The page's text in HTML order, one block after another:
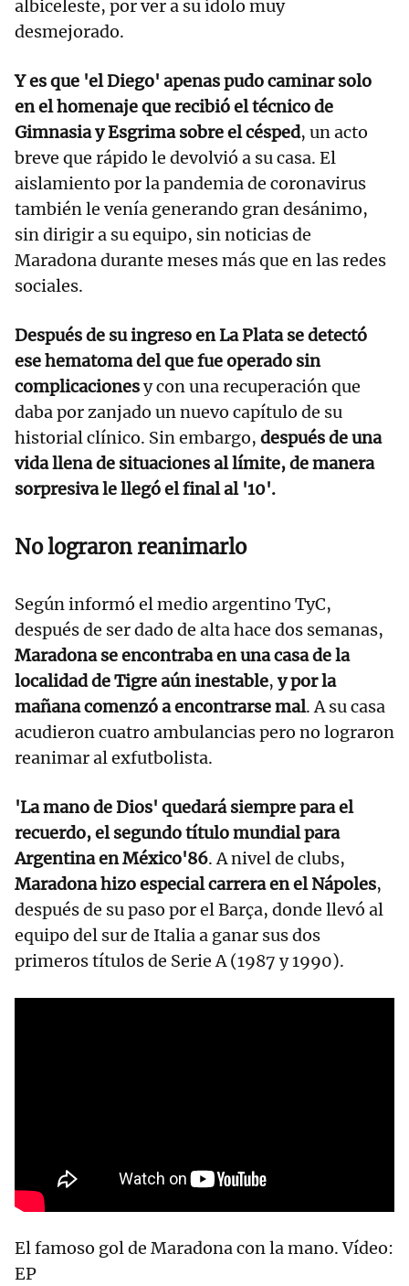
albiceleste, por ver a su ídolo muy
desmejorado.
Y es que 'el Diego' apenas pudo caminar solo
en el homenaje que recibió el técnico de
Gimnasia y Esgrima sobre el césped, un acto
breve que rápido le devolvió a su casa. El
aislamiento por la pandemia de coronavirus
también le venía generando gran desánimo,
sin dirigir a su equipo, sin noticias de
Maradona durante meses más que en las redes
sociales.
Después de su ingreso en La Plata se detectó
ese hematoma del que fue operado sin
complicacionesy con una recuperación que
daba por zanjado un nuevo capítulo de su
historial clínico. Sin embargo, después de una
vida llena de situaciones al límite, de manera
sorpresiva le llegó el final al '10'.
No lograron reanimarlo
Según informó el medio argentino TyC,
después de ser dado de alta hace dos semanas,
Maradona se encontraba en una casa de la
localidad de Tigre aún inestable, y por la
mañana comenzó a encontrarse mal. A su casa
acudieron cuatro ambulancias pero no lograron
reanimar al exfutbolista.
'La mano de Dios' quedará siempre para el
recuerdo, el segundo título mundial para
Argentina en México'86. A nivel de clubs,
Maradona hizo especial carrera en el Nápoles,
después de su paso por el Barça, donde llevó al
equipo del sur de Italia a ganar sus dos
primeros títulos de Serie A (1987 y 1990).
El famoso gol de Maradona con la mano. Vídeo:
EP